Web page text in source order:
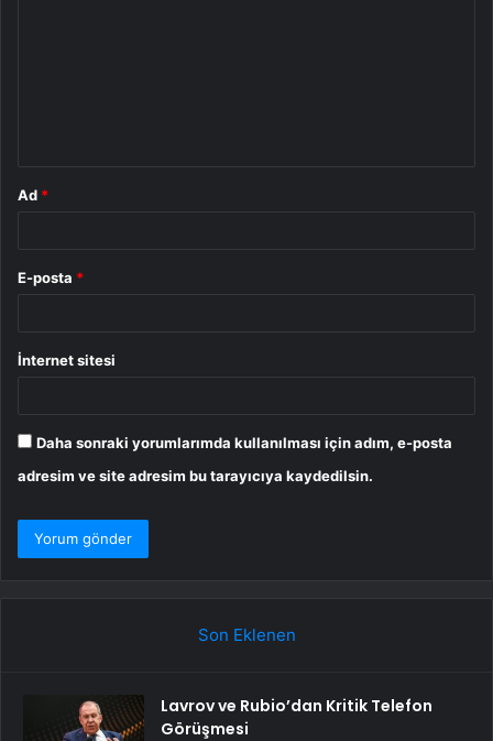
Ad *
E-posta *
İnternet sitesi
Daha sonraki yorumlarımda kullanılması için adım, e-posta
adresim ve site adresim bu tarayıcıya kaydedilsin.
Son Eklenen
Lavrov ve Rubio’dan Kritik Telefon
Görüşmesi